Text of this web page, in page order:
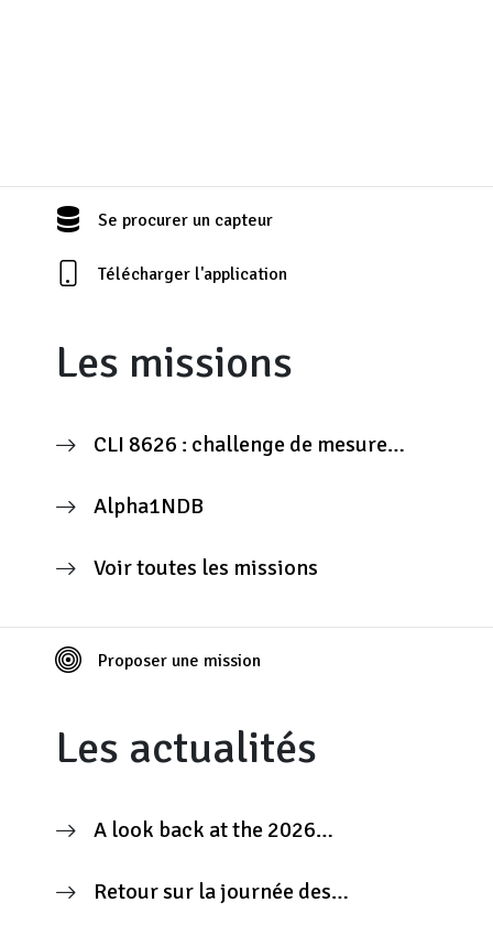
Se procurer un capteur
Télécharger l'application
Les missions
CLI 8626 : challenge de mesure
Alpha1NDB
Voir toutes les missions
Proposer une mission
Les actualités
A look back at the 2026
Retour sur la journée des